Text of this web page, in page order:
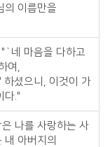
의 이름만을
네 마음을 다하고
여,
하셨으니, 이것이 가
다."
나를 사랑하는 사
내 아버지의